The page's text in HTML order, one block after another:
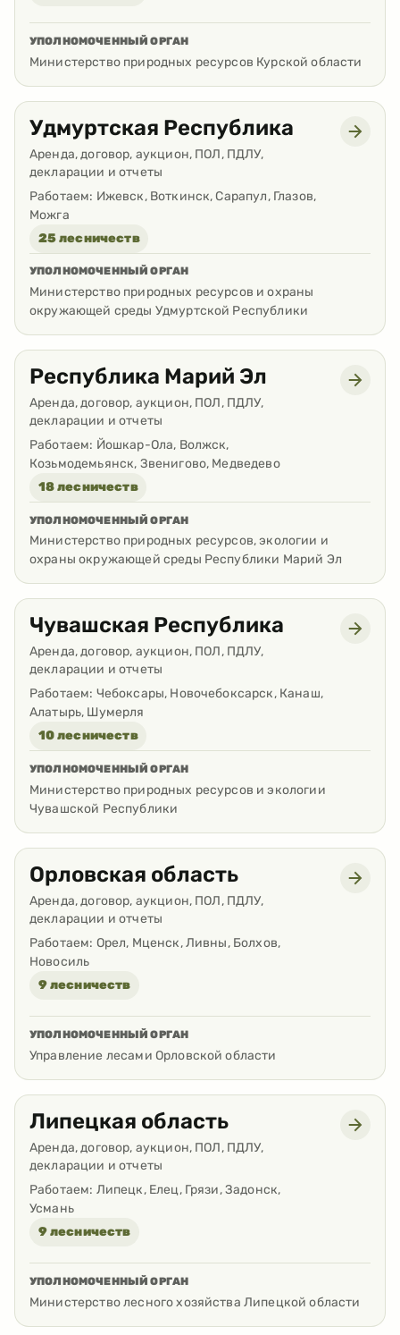
УПОЛНОМОЧЕННЫЙ ОРГАН
Министерство природных ресурсов Курской области
Удмуртская Республика
Аренда, договор, аукцион, ПОЛ, ПДЛУ,
декларации и отчеты
Работаем: Ижевск, Воткинск, Сарапул, Глазов,
Можга
25 лесничеств
УПОЛНОМОЧЕННЫЙ ОРГАН
Министерство природных ресурсов и охраны
окружающей среды Удмуртской Республики
Республика Марий Эл
Аренда, договор, аукцион, ПОЛ, ПДЛУ,
декларации и отчеты
Работаем: Йошкар-Ола, Волжск,
Козьмодемьянск, Звенигово, Медведево
18 лесничеств
УПОЛНОМОЧЕННЫЙ ОРГАН
Министерство природных ресурсов, экологии и
охраны окружающей среды Республики Марий Эл
Чувашская Республика
Аренда, договор, аукцион, ПОЛ, ПДЛУ,
декларации и отчеты
Работаем: Чебоксары, Новочебоксарск, Канаш,
Алатырь, Шумерля
10 лесничеств
УПОЛНОМОЧЕННЫЙ ОРГАН
Министерство природных ресурсов и экологии
Чувашской Республики
Орловская область
Аренда, договор, аукцион, ПОЛ, ПДЛУ,
декларации и отчеты
Работаем: Орел, Мценск, Ливны, Болхов,
Новосиль
9 лесничеств
УПОЛНОМОЧЕННЫЙ ОРГАН
Управление лесами Орловской области
Липецкая область
Аренда, договор, аукцион, ПОЛ, ПДЛУ,
декларации и отчеты
Работаем: Липецк, Елец, Грязи, Задонск,
Усмань
9 лесничеств
УПОЛНОМОЧЕННЫЙ ОРГАН
Министерство лесного хозяйства Липецкой области